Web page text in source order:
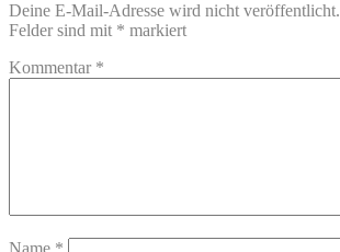
Deine E-Mail-Adresse wird nicht veröffentlicht.
Felder sind mit * markiert
Kommentar *
Name *